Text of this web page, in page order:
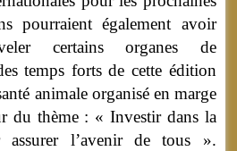
pourraient également avoir
certains organes de
temps forts de cette édition
animale organisé en marge
du thème : « Investir dans la
assurer l’avenir de tous ».